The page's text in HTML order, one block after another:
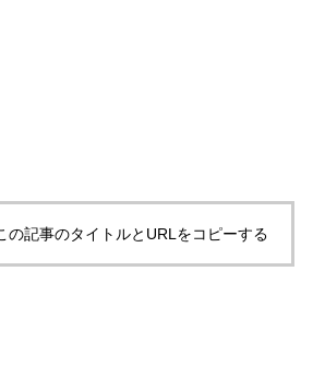
の記事のタイトルとURLをコピーする